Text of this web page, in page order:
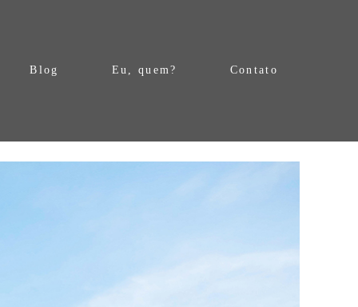
Blog Eu, quem? Contato